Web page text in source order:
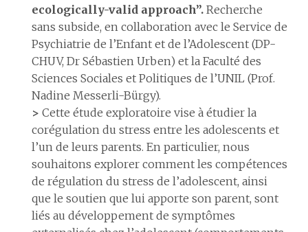
ecologically-valid approach”. Recherche
sans subside, en collaboration avec le Service de
Psychiatrie de l’Enfant et de l’Adolescent (DP-
CHUV, Dr Sébastien Urben) et la Faculté des
Sciences Sociales et Politiques de l’UNIL (Prof.
Nadine Messerli-Bürgy).
> Cette étude exploratoire vise à étudier la
corégulation du stress entre les adolescents et
l’un de leurs parents. En particulier, nous
souhaitons explorer comment les compétences
de régulation du stress de l’adolescent, ainsi
que le soutien que lui apporte son parent, sont
liés au développement de symptômes